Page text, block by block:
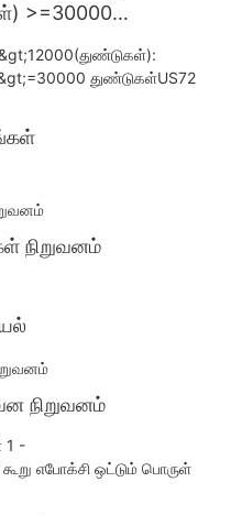
>=30000
>=30000
நிறுவனம்
நிறுவனம்